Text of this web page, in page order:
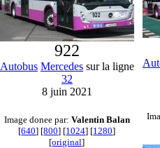
922
Autobus Mercedes sur la ligne
32
8 juin 2021
Image donee par: Valentin Balan
[640] [800] [1024] [1280]
[original]